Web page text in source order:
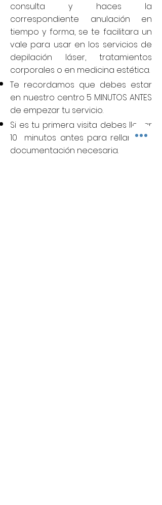
consulta y haces la
correspondiente anulación en
tiempo y forma, se te facilitara un
vale para usar en los servicios de
depilación láser, tratamientos
corporales o en medicina estética.
Te recordamos que debes estar
en nuestro centro 5 MINUTOS ANTES
de empezar tu servicio.
Si es tu primera visita debes llegar
10 minutos antes para rellanar la
documentación necesaria.